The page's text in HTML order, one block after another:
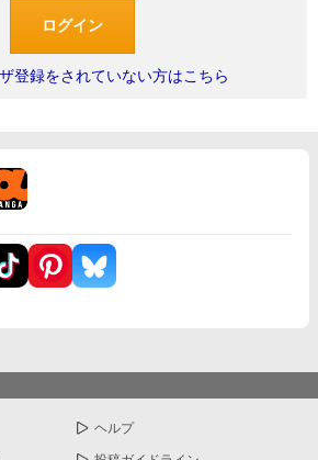
登録をされていない方はこちら
ヘルプ